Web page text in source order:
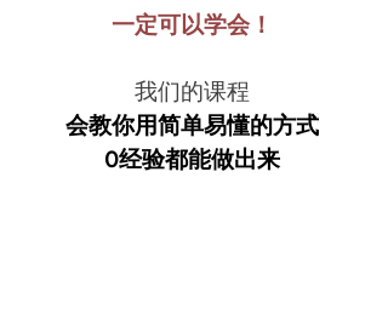
一定可以学会！
我们的课程
会教你用简单易懂的方式
​0经验都能做出来